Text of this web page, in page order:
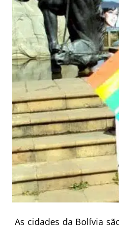
As cidades da Bolívia